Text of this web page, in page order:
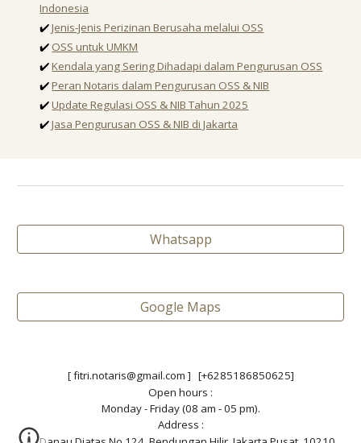
Indonesia
✔️Jenis-Jenis Perizinan Berusaha melalui OSS
✔️ OSS untuk UMKM
✔️Kendala yang Sering Dihadapi dalam Pengurusan OSS
✔️Peran Notaris dalam Pengurusan OSS & NIB
✔️Update Regulasi OSS & NIB Tahun 2025
✔️Jasa Pengurusan OSS & NIB di Jakarta
Whatsapp
Google Maps
[ fitri.notaris@gmail.com ] [+6285186850625]
Open hours :
Monday - Friday (08 am - 05 pm).
Address :